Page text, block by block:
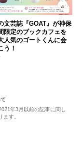
文芸誌『GOAT』が神保
限定のブックカフェを
人気のゴートくんに会
う！
年3月以前の記事に関し
す。